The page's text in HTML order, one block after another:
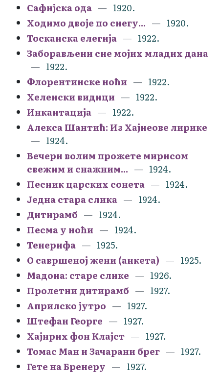
Сафијска ода
1920.
Ходимо двоје по снегу...
1920.
Тосканска елегија
1922.
Заборављени сне мојих младих дана
1922.
Флорентинске ноћи
1922.
Хеленски видици
1922.
Инкантација
1922.
Алекса Шантић: Из Хајнеове лирике
1924.
Вечери волим прожете мирисом
свежим и снажним...
1924.
Песник царских сонета
1924.
Једна стара слика
1924.
Дитирамб
1924.
Песма у ноћи
1924.
Тенерифа
1925.
О савршеној жени (анкета)
1925.
Мадона: старе слике
1926.
Пролетни дитирамб
1927.
Априлско јутро
1927.
Штефан Георге
1927.
Хајнрих фон Клајст
1927.
Томас Ман и Зачарани брег
1927.
Гете на Бренеру
1927.